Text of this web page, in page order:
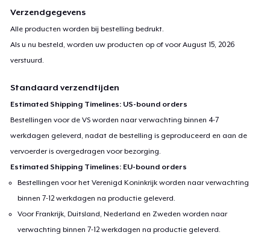
Verzendgegevens
Alle producten worden bij bestelling bedrukt.
Als u nu besteld, worden uw producten op of voorAugust 15, 2026
verstuurd.
Standaard verzendtijden
Estimated Shipping Timelines: US-bound orders
Bestellingen voor de VS worden naar verwachting binnen 4-7
werkdagen geleverd, nadat de bestelling is geproduceerd en aan de
vervoerder is overgedragen voor bezorging.
Estimated Shipping Timelines: EU-bound orders
Bestellingen voor het Verenigd Koninkrijk worden naar verwachting
binnen 7-12 werkdagen na productie geleverd.
Voor Frankrijk, Duitsland, Nederland en Zweden worden naar
verwachting binnen 7-12 werkdagen na productie geleverd.